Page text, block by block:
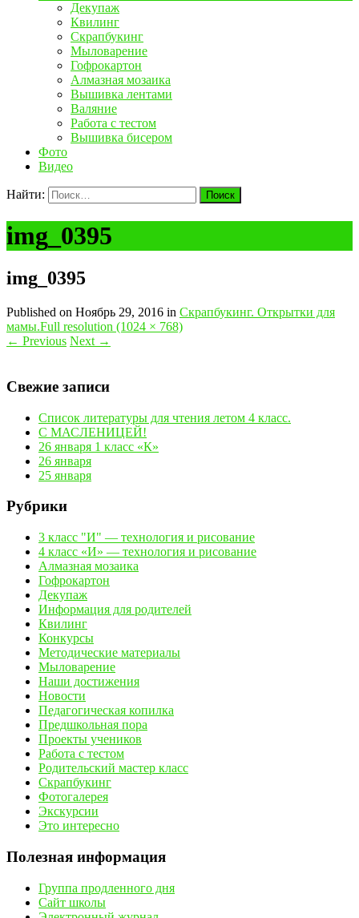
Декупаж
Квилинг
Скрапбукинг
Мыловарение
Гофрокартон
Алмазная мозаика
Вышивка лентами
Валяние
Работа с тестом
Вышивка бисером
Фото
Видео
Найти:
img_0395
img_0395
Published on Ноябрь 29, 2016 in Скрапбукинг. Открытки для
мамы.Full resolution (1024 × 768)
← Previous Next →
Свежие записи
Список литературы для чтения летом 4 класс.
С МАСЛЕНИЦЕЙ!
26 января 1 класс «К»
26 января
25 января
Рубрики
3 класс "И" — технология и рисование
4 класс «И» — технология и рисование
Алмазная мозаика
Гофрокартон
Декупаж
Информация для родителей
Квилинг
Конкурсы
Методические материалы
Мыловарение
Наши достижения
Новости
Педагогическая копилка
Предшкольная пора
Проекты учеников
Работа с тестом
Родительский мастер класс
Скрапбукинг
Фотогалерея
Экскурсии
Это интересно
Полезная информация
Группа продленного дня
Сайт школы